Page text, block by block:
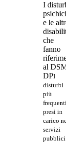
I
psichici
e le
che
fanno
al
DPI
disturbi
più
presi in
carico
servizi
pubblici